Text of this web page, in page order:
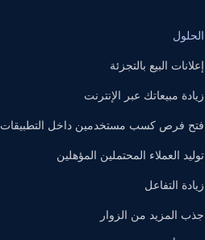
الحلول
إعلانات البيع بالتجزئة
زيادة مبيعاتك عبر الإنترنت
فتح فرص كسب مستخدمين داخل التطبيقات
توليد العملاء المحتملين المؤهلين
زيادة التفاعل
جذب المزيد من الزوار